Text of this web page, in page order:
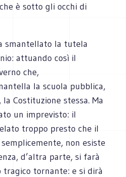
è sotto gli occhi di
smantellato la tutela
attuando così il
che,
la scuola pubblica,
Costituzione stessa. Ma
un imprevisto: il
troppo presto che il
non esiste
d’altra parte, si farà
tragico tornante: e si dirà